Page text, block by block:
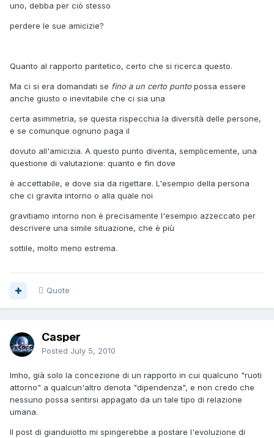
uno, debba per ciò stesso
perdere le sue amicizie?
Quanto al rapporto paritetico, certo che si ricerca questo.
Ma ci si era domandati se fino a un certo puntopossa essere
anche giusto o inevitabile che ci sia una
certa asimmetria, se questa rispecchia la diversità delle persone,
e se comunque ognuno paga il
dovuto all'amicizia. A questo punto diventa, semplicemente, una
questione di valutazione: quanto e fin dove
è accettabile, e dove sia da rigettare. L'esempio della persona
che ci gravita intorno o alla quale noi
gravitiamo intorno non è precisamente l'esempio azzeccato per
descrivere una simile situazione, che è più
sottile, molto meno estrema.
Quote
Casper
Posted July 5, 2010
Imho, già solo la concezione di un rapporto in cui qualcuno "ruoti
attorno" a qualcun'altro denota "dipendenza", e non credo che
nessuno possa sentirsi appagato da un tale tipo di relazione
umana.
Il post di gianduiotto mi spingerebbe a postare l'evoluzione di